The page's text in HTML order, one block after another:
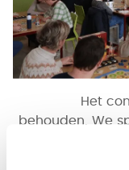
Het
behouden. We
zeggen zat